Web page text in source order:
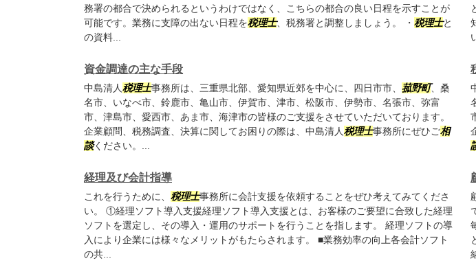
務署の都合で決められるというわけではなく、こちらの都合の良い日程を示すことが
可能です。業務に支障の出ない日程を税理士、税務署と調整しましょう。 ・ 税理士と
の資料...
資金調達の主な手段
中島清人税理士事務所は、三重県北部、愛知県近郊を中心に、四日市市、 菰野町、桑
名市、いなべ市、鈴鹿市、亀山市、伊賀市、津市、松阪市、伊勢市、名張市、弥富
市、津島市、愛西市、あま市、海津市の皆様のご支援をさせていただいております。
企業顧問、税務調査、決算に関してお困りの際は、中島清人税理士事務所にぜひご相
談ください。...
経理及び会計指導
これを行うために、 税理士事務所に会計支援を依頼することをぜひ考えてみてくださ
い。 ①経理ソフト導入支援経理ソフト導入支援とは、お客様のご要望に合致した経理
ソフトを選定し、その導入・運用のサポートを行うことを指します。 経理ソフトの導
入により企業には様々なメリットがもたらされます。 ■業務効率の向上各会計ソフト
の共...